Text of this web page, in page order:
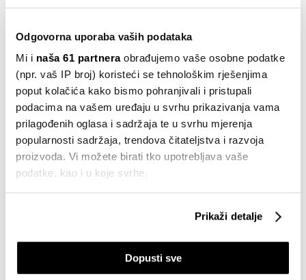
Odgovorna uporaba vaših podataka
Mi i naša 61 partneraobrađujemo vaše osobne podatke
(npr. vaš IP broj) koristeći se tehnološkim rješenjima
poput kolačića kako bismo pohranjivali i pristupali
podacima na vašem uređaju u svrhu prikazivanja vama
prilagođenih oglasa i sadržaja te u svrhu mjerenja
popularnosti sadržaja, trendova čitateljstva i razvoja
proizvoda. Vi možete birati tko upotrebljava vaše
podatke, kao i u koje svrhe.
Prikupljati podatke o vašoj geografskoj lokaciji,
koji mogu biti precizni do radijusa od nekoliko metara
Prepoznati vaš uređaj tako što ćemo aktivno
skenirati njegove određene karakteristike ("uzimanje
Prikaži detalje
Dopusti sve
Hrvatska može postati financijsko
središte, i to posebno za inovacije
06.06.2023
Hrvatska
Erste banka: Građani ne trebaju
strahovati od prevelikog rasta kamata
19.12.2022
Hrvatska
Fitch Ratings potvrdio postojeći
Kompanije
Dobit Erste banke u prvih šest mjeseci